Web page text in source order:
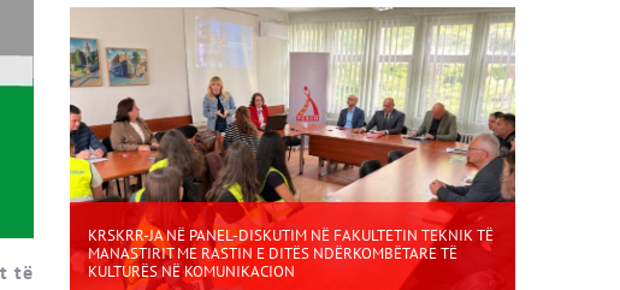
të
KRSKRR-JA NË PANEL-DISKUTIM NË FAKULTETIN TEKNIK TË
MANASTIRIT ME RASTIN E DITËS NDËRKOMBËTARE TË
KULTURËS NË KOMUNIKACION